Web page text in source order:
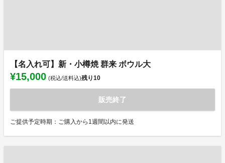
【名入れ可】新・小樽焼 群来 ボウル大
¥15,000 (税込/送料込)残り10
販売終了
ご提供予定時期：ご購入から1週間以内に発送